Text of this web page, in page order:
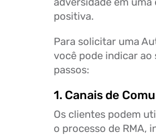
positiva.
Para solicitar uma
você pode indicar ao
passos:
1. Canais de
Os clientes podem
o processo de RMA,